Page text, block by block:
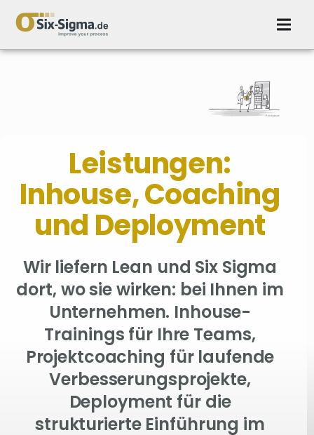
Leistungen:
Inhouse, Coaching
und Deployment
Wir liefern Lean und Six Sigma
dort, wo sie wirken: bei Ihnen im
Unternehmen. Inhouse-
Trainings für Ihre Teams,
Projektcoaching für laufende
Verbesserungsprojekte,
Deployment für die
strukturierte Einführung im